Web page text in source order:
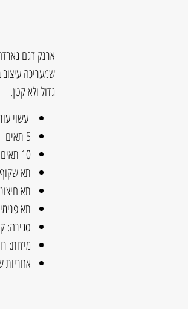
ארנק דגם
שמעריכה
גדול ולא קטן.
עשוי
5 תאים
10 תאים לכרטיסי אשראי
תא
תא
תא
סגירה:
מידות: רוחב: 18 ס"מ,
אחריות